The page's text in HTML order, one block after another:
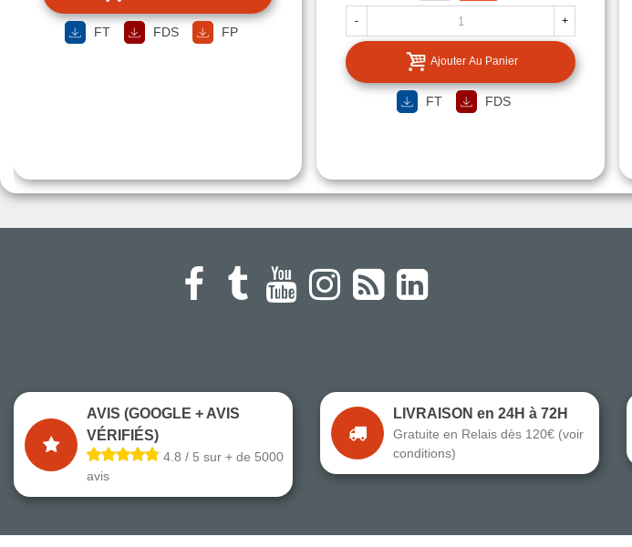
FT FDS FP
- +
Ajouter Au Panier
FT FDS
AVIS (GOOGLE + AVIS
VÉRIFIÉS)
4.8 / 5 sur + de 5000
avis
LIVRAISON en 24H à 72H
Gratuite en Relais dès 120€ (voir
conditions)